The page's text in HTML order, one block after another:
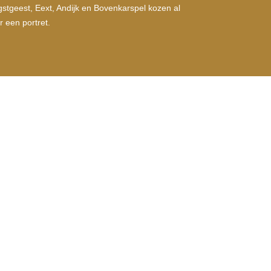
Eext, Andijk en Bovenkarspel kozen al
een portret.